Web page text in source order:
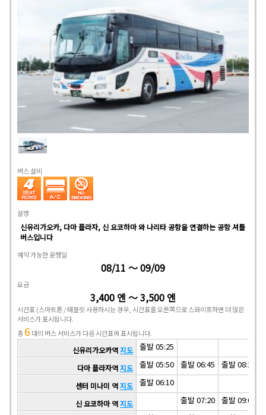
버스 설비
설명
신유리가오카, 다마 플라자, 신 요코하마 와 나리타 공항을 연결하는 공항 셔틀
버스입니다
예약 가능한 운행일
08/11 ～ 09/09
요금
3,400 엔 ～ 3,500 엔
시간표 (스마트폰 / 태블릿 사용하시는 경우, 시간표를 오른쪽으로 스와이프하면 더 많은
서비스가 표시됩니다.
총6 대의 버스 서비스가 다음 시간표에 표시됩니다.
신유리가오카역지도 출발 05:25
다마 플라자역지도 출발 05:50 출발 06:45 출발 08:25
센터 미나미 역지도 출발 06:10
신 요코하마 역지도 출발 07:20 출발 09:00